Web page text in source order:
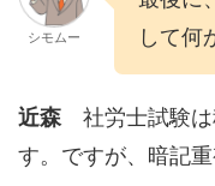
シモムー
して何
近森社労士試験は
す。ですが、暗記